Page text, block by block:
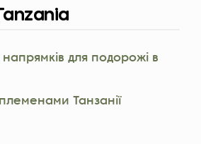
для подорожі в
Танзанії